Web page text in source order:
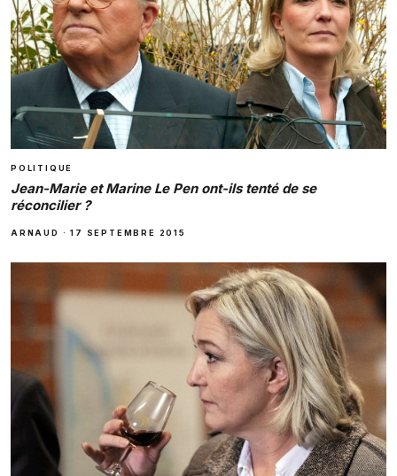
POLITIQUE
Jean-Marie et Marine Le Pen ont-ils tenté de se
réconcilier ?
ARNAUD ·17 SEPTEMBRE 2015